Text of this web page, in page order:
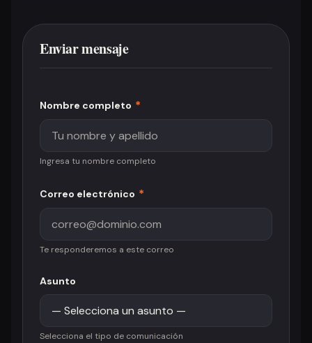
Enviar mensaje
Nombre completo *
Ingresa tu nombre completo
Correo electrónico *
Te responderemos a este correo
Asunto
Selecciona el tipo de comunicación